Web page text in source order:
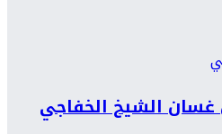
الشيخ الخفاجي